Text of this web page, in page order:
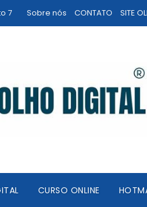
7 Sobre nós CONTATO SITE
CURSO ONLINE